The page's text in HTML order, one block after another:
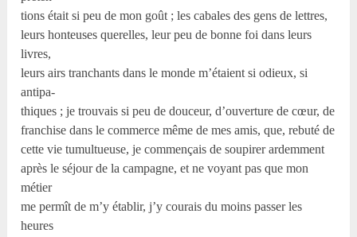
tions était si peu de mon goût ; les cabales des gens de lettres,
leurs honteuses querelles, leur peu de bonne foi dans leurs
livres,
leurs airs tranchants dans le monde m’étaient si odieux, si
antipa-
thiques ; je trouvais si peu de douceur, d’ouverture de cœur, de
franchise dans le commerce même de mes amis, que, rebuté de
cette vie tumultueuse, je commençais de soupirer ardemment
après le séjour de la campagne, et ne voyant pas que mon
métier
me permît de m’y établir, j’y courais du moins passer les
heures